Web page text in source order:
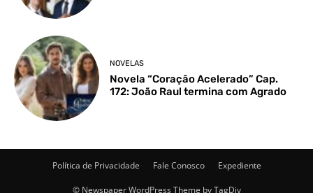
NOVELAS
Novela “Coração Acelerado” Cap.
172: João Raul termina com Agrado
Política de Privacidade Fale Conosco Expediente
© Newspaper WordPress Theme by TagDiv